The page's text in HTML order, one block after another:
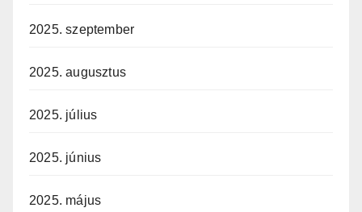
2025. szeptember
2025. augusztus
2025. július
2025. június
2025. május